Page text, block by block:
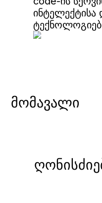
ინტელექტისა
მომავალი